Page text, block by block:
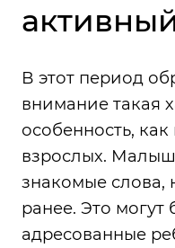
В этот период
внимание такая
особенность,
взрослых. Малыш
знакомые слова,
ранее. Это могут
адресованные